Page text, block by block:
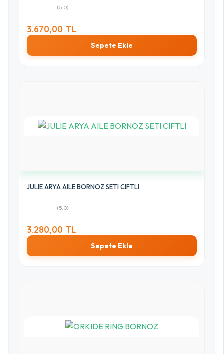
(5.0)
3.670,00 TL
Sepete Ekle
JULIE ARYA AILE BORNOZ SETI CIFTLI
(5.0)
3.280,00 TL
Sepete Ekle